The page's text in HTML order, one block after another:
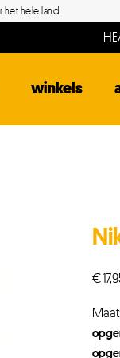
het hele land
winkels
€